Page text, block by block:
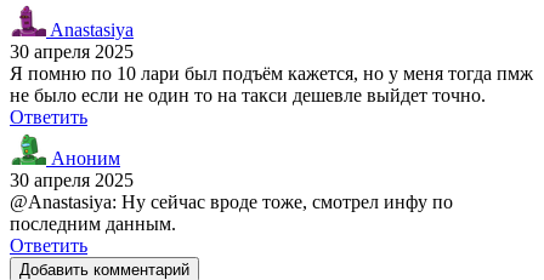
Anastasiya
30 апреля 2025
Я помню по 10 лари был подъём кажется, но у меня тогда пмж
не было если не один то на такси дешевле выйдет точно.
Ответить
Аноним
30 апреля 2025
@Anastasiya: Ну сейчас вроде тоже, смотрел инфу по
последним данным.
Ответить
Добавить комментарий